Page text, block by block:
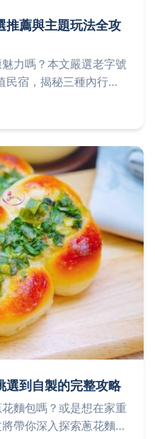
推薦與主題玩法全攻
力嗎？本文嚴選老字號
宿，揭秘三種內行主
險和療癒放空路線，還
選到自製的完整攻略
麵包嗎？或是想在家重
帶你深入探索蔥花麵包